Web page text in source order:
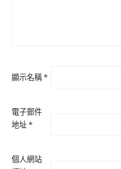
顯示名稱*
電子郵件
地址*
個人網站